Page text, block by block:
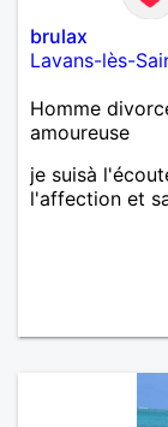
brulax
Lavans-lès-
Homme
amoureuse
je suisà
l'affection et